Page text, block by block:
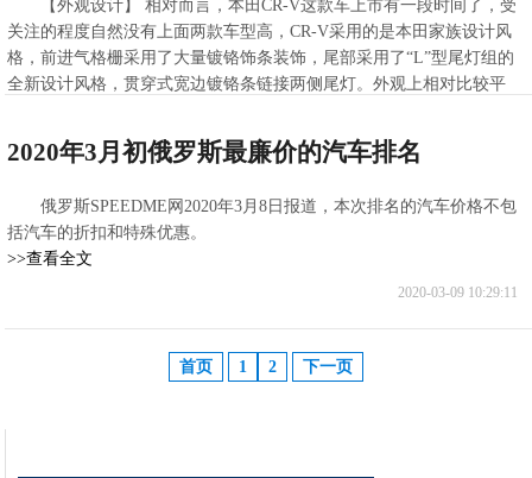
【外观设计】 相对而言，本田CR-V这款车上市有一段时间了，受
关注的程度自然没有上面两款车型高，CR-V采用的是本田家族设计风
格，前进气格栅采用了大量镀铬饰条装饰，尾部采用了“L”型尾灯组的
全新设计风格，贯穿式宽边镀铬条链接两侧尾灯。外观上相对比较平
>>查看全文
2020年3月初俄罗斯最廉价的汽车排名
俄罗斯SPEEDME网2020年3月8日报道，本次排名的汽车价格不包
括汽车的折扣和特殊优惠。
>>查看全文
2020-03-09 10:29:11
首页 1 2 下一页